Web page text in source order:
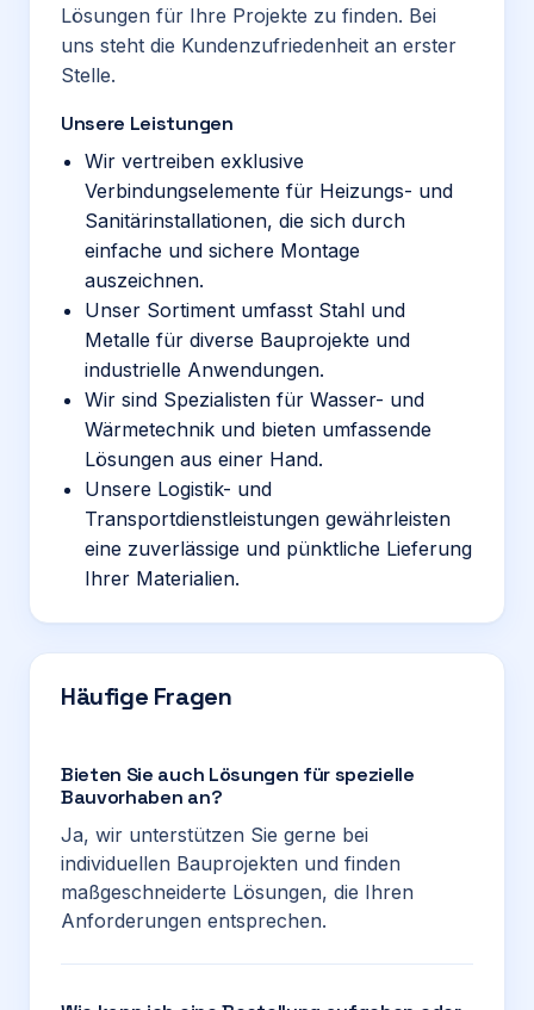
Lösungen für Ihre Projekte zu finden. Bei
uns steht die Kundenzufriedenheit an erster
Stelle.
Unsere Leistungen
Wir vertreiben exklusive
Verbindungselemente für Heizungs- und
Sanitärinstallationen, die sich durch
einfache und sichere Montage
auszeichnen.
Unser Sortiment umfasst Stahl und
Metalle für diverse Bauprojekte und
industrielle Anwendungen.
Wir sind Spezialisten für Wasser- und
Wärmetechnik und bieten umfassende
Lösungen aus einer Hand.
Unsere Logistik- und
Transportdienstleistungen gewährleisten
eine zuverlässige und pünktliche Lieferung
Ihrer Materialien.
Häufige Fragen
Bieten Sie auch Lösungen für spezielle
Bauvorhaben an?
Ja, wir unterstützen Sie gerne bei
individuellen Bauprojekten und finden
maßgeschneiderte Lösungen, die Ihren
Anforderungen entsprechen.